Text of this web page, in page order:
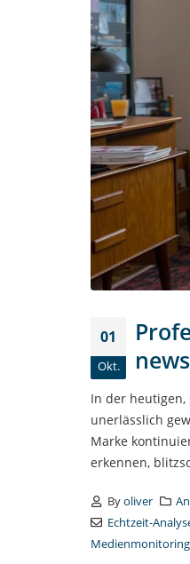
01
Okt.
In der
unerlässlich
Marke
erkennen,
Byoliver
Echtzeit-
Medienmonitoring